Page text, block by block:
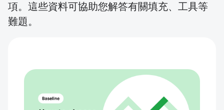
項。這些資料可協助您解答有關填充、工具等
難題。